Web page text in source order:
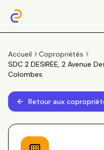
Accueil
Copropriétés
SDC 2 DESIREE, 2 Avenue
Colombes
Retour aux